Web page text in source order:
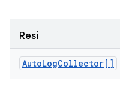
Resi
AutoLogCollector[]